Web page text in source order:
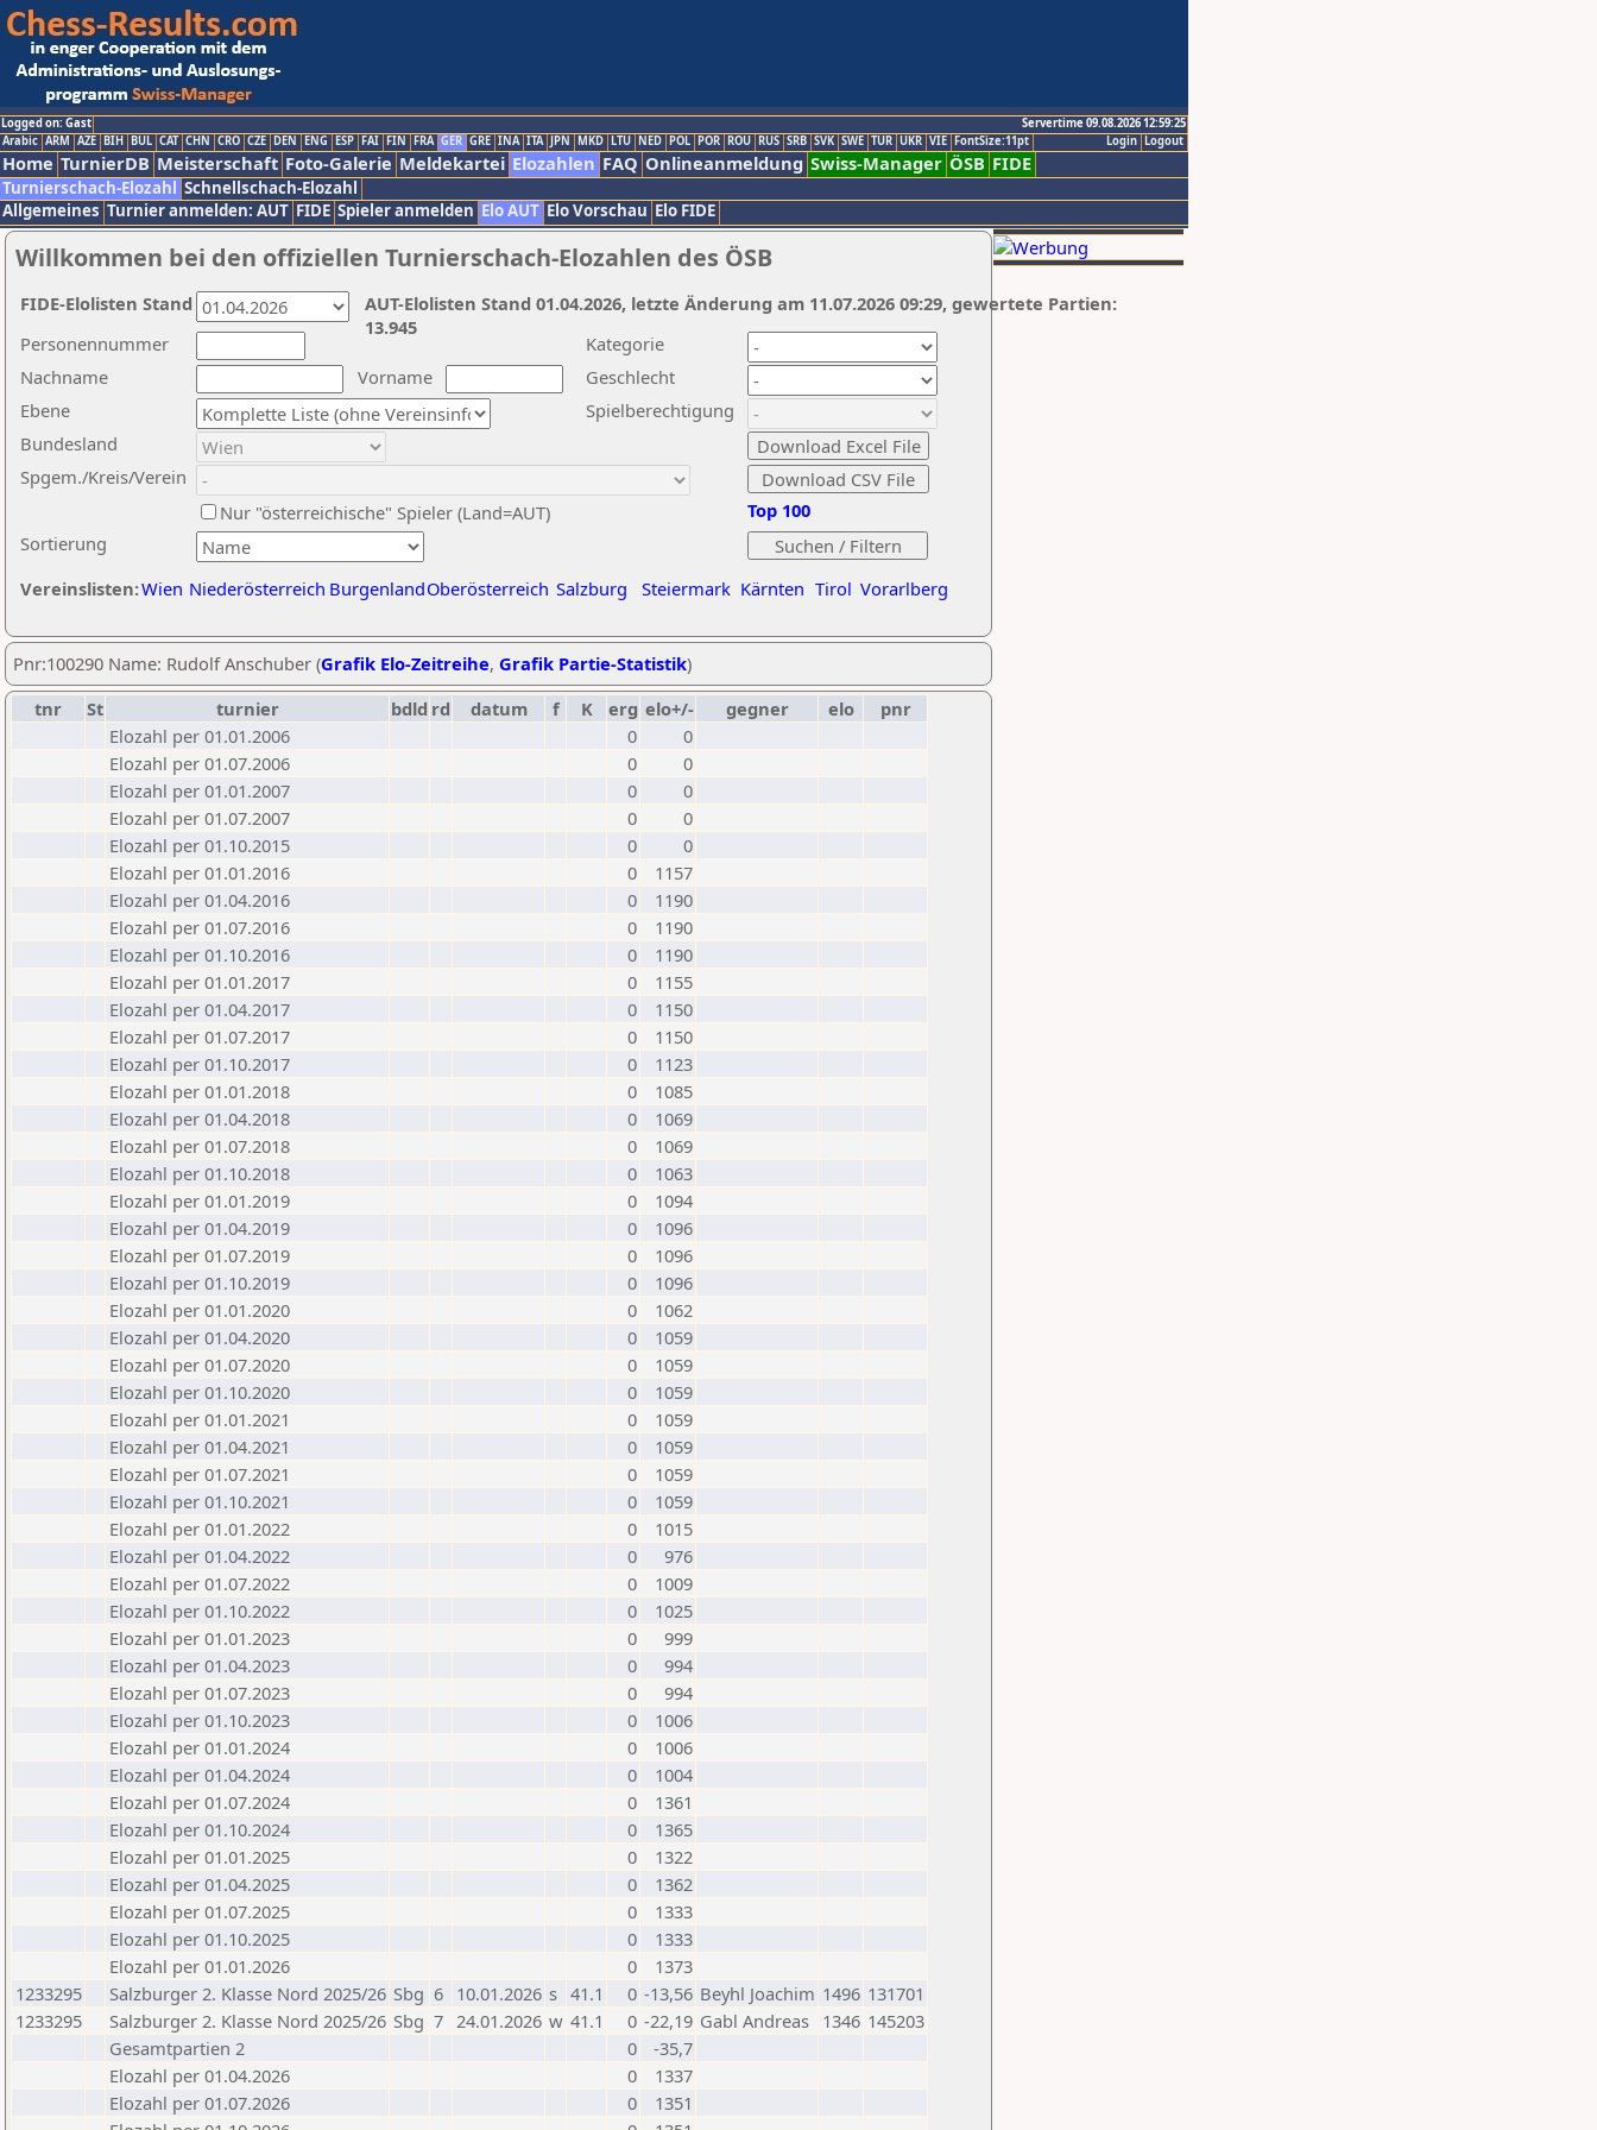
Logged on: Gast
Servertime 09.08.2026 12:59:25
Logout
Login
Arabic ARM AZE BIH BUL CAT CHN CRO CZE DEN ENG ESP FAI FIN FRA GER GRE INA ITA JPN MKD LTU NED POL POR ROU RUS SRB SVK SWE TUR UKR VIE FontSize:11pt
Home TurnierDB Meisterschaft Foto-Galerie Meldekartei Elozahlen FAQ Onlineanmeldung Swiss-Manager ÖSB FIDE
Turnierschach-Elozahl Schnellschach-Elozahl
Allgemeines Turnier anmelden: AUT FIDE Spieler anmelden Elo AUT Elo Vorschau Elo FIDE
Willkommen bei den offiziellen Turnierschach-Elozahlen des ÖSB
Nachname
Vorname
Ebene
Kategorie
Sortierung
Personennummer
Bundesland
Spgem./Kreis/Verein
Geschlecht
Nur "österreichische" Spieler (Land=AUT)
Spielberechtigung
Vereinslisten:Wien Niederösterreich BurgenlandOberösterreich Salzburg Steiermark Kärnten Tirol Vorarlberg
Top 100
AUT-Elolisten Stand 01.04.2026, letzte Änderung am 11.07.2026 09:29, gewertete Partien:
13.945
FIDE-Elolisten Stand
Pnr:100290 Name: Rudolf Anschuber (Grafik Elo-Zeitreihe, Grafik Partie-Statistik)
tnr
St turnier bdld rd datum f K erg elo+/- gegner elo
pnr
Elozahl per 01.01.2006
0
0
Elozahl per 01.07.2006
0
0
Elozahl per 01.01.2007
0
0
Elozahl per 01.07.2007
0
0
Elozahl per 01.10.2015
0
0
Elozahl per 01.01.2016
0
1157
Elozahl per 01.04.2016
0
1190
Elozahl per 01.07.2016
0
1190
Elozahl per 01.10.2016
0
1190
Elozahl per 01.01.2017
0
1155
Elozahl per 01.04.2017
0
1150
Elozahl per 01.07.2017
0
1150
Elozahl per 01.10.2017
0
1123
Elozahl per 01.01.2018
0
1085
Elozahl per 01.04.2018
0
1069
Elozahl per 01.07.2018
0
1069
Elozahl per 01.10.2018
0
1063
Elozahl per 01.01.2019
0
1094
Elozahl per 01.04.2019
0
1096
Elozahl per 01.07.2019
0
1096
Elozahl per 01.10.2019
0
1096
Elozahl per 01.01.2020
0
1062
Elozahl per 01.04.2020
0
1059
Elozahl per 01.07.2020
0
1059
Elozahl per 01.10.2020
0
1059
Elozahl per 01.01.2021
0
1059
Elozahl per 01.04.2021
0
1059
Elozahl per 01.07.2021
0
1059
Elozahl per 01.10.2021
0
1059
Elozahl per 01.01.2022
0
1015
Elozahl per 01.04.2022
0
976
Elozahl per 01.07.2022
0
1009
Elozahl per 01.10.2022
0
1025
Elozahl per 01.01.2023
0
999
Elozahl per 01.04.2023
0
994
Elozahl per 01.07.2023
0
994
Elozahl per 01.10.2023
0
1006
Elozahl per 01.01.2024
0
1006
Elozahl per 01.04.2024
0
1004
Elozahl per 01.07.2024
0
1361
Elozahl per 01.10.2024
0
1365
Elozahl per 01.01.2025
0
1322
Elozahl per 01.04.2025
0
1362
Elozahl per 01.07.2025
0
1333
Elozahl per 01.10.2025
0
1333
Elozahl per 01.01.2026
0
1373
1233295
Salzburger 2. Klasse Nord 2025/26 Sbg 6 10.01.2026 s 41.1 0 -13,56 Beyhl Joachim 1496 131701
1233295
Salzburger 2. Klasse Nord 2025/26 Sbg 7 24.01.2026 w 41.1 0 -22,19 Gabl Andreas 1346 145203
Gesamtpartien 2
0
-35,7
Elozahl per 01.04.2026
0
1337
Elozahl per 01.07.2026
0
1351